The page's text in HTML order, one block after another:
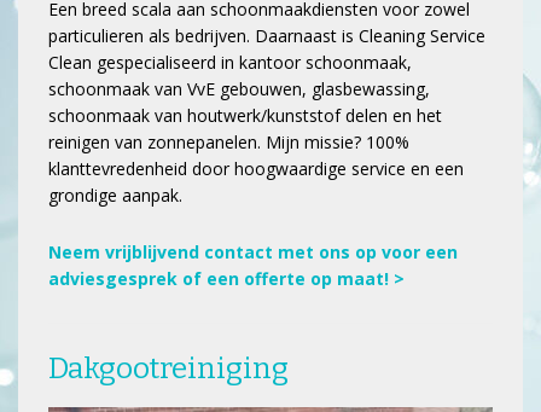
Een breed scala aan schoonmaakdiensten voor zowel
particulieren als bedrijven. Daarnaast is Cleaning Service
Clean gespecialiseerd in kantoor schoonmaak,
schoonmaak van VvE gebouwen, glasbewassing,
schoonmaak van houtwerk/kunststof delen en het
reinigen van zonnepanelen. Mijn missie? 100%
klanttevredenheid door hoogwaardige service en een
grondige aanpak.
Neem vrijblijvend contact met ons op voor een
adviesgesprek of een offerte op maat! >
Dakgootreiniging